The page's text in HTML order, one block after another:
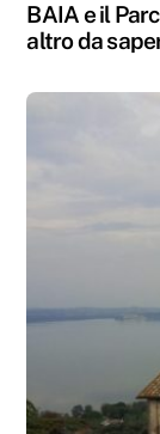
BAIA e il
altro da